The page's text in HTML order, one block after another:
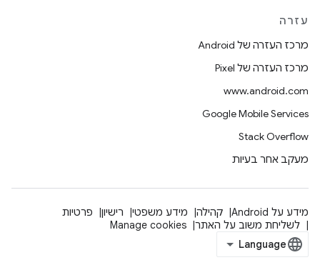
עזרה
מרכז העזרה של Android
מרכז העזרה של Pixel
www.android.com
Google Mobile Services
Stack Overflow
מעקב אחר בעיות
מידע על Android קהילה מידע משפטי רישיון
פרטיות
לשליחת משוב על האתר
Manage cookies